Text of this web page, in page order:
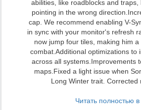
abilities, like roadblocks and
pointing in the wrong
cap. We recommend enabling V-
in sync with your monitor's refresh
now jump four tiles, making him
combat.Additional optimizations to
across all systems.Improvements
maps.Fixed a light issue when
Long Winter trait. Corrected
Читать полностью